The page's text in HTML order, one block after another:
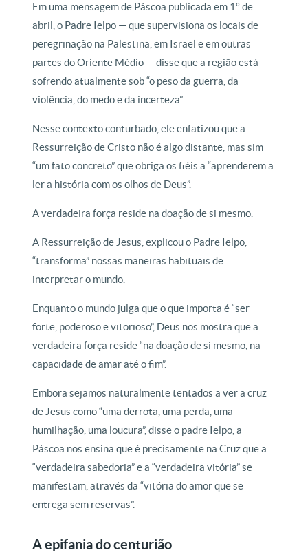
Em uma mensagem de Páscoa publicada em 1º de
abril, o Padre Ielpo — que supervisiona os locais de
peregrinação na Palestina, em Israel e em outras
partes do Oriente Médio — disse que a região está
sofrendo atualmente sob “o peso da guerra, da
violência, do medo e da incerteza”.
Nesse contexto conturbado, ele enfatizou que a
Ressurreição de Cristo não é algo distante, mas sim
“um fato concreto” que obriga os fiéis a “aprenderem a
ler a história com os olhos de Deus”.
A verdadeira força reside na doação de si mesmo.
A Ressurreição de Jesus, explicou o Padre Ielpo,
“transforma” nossas maneiras habituais de
interpretar o mundo.
Enquanto o mundo julga que o que importa é “ser
forte, poderoso e vitorioso”, Deus nos mostra que a
verdadeira força reside “na doação de si mesmo, na
capacidade de amar até o fim”.
Embora sejamos naturalmente tentados a ver a cruz
de Jesus como “uma derrota, uma perda, uma
humilhação, uma loucura”, disse o padre Ielpo, a
Páscoa nos ensina que é precisamente na Cruz que a
“verdadeira sabedoria” e a “verdadeira vitória” se
manifestam, através da “vitória do amor que se
entrega sem reservas”.
A epifania do centurião